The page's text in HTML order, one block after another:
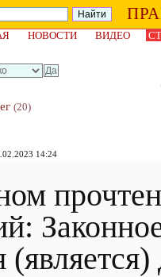
НОВОСТИ ВИДЕО
(20)
14:24